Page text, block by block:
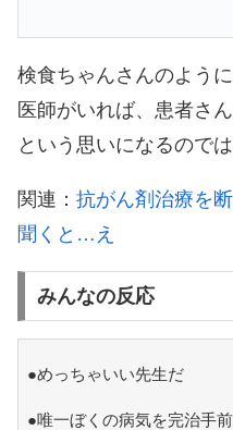
検食ちゃんさんのよう
医師がいれば、患者さ
という思いになるので
関連： 抗がん剤治療を
聞くと…え
みんなの反応
●めっちゃいい先生だ
●唯一ぼくの病気を完治手